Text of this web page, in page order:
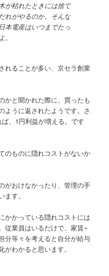
が枯れたときには捨て
れがやるのか。そんな
本電産はいつまでたっ
れることが多い、京セラ創業
かと聞かれた際に、買ったも
ように返されたようです。さ
、1円利益が増える。です
のものに隠れコストがないか
がおけなかったり、管理の手
す。
かかっている隠れコストには
従業員はいるだけで、家賃÷
分等々を考えると自分が給与
わかると思います。